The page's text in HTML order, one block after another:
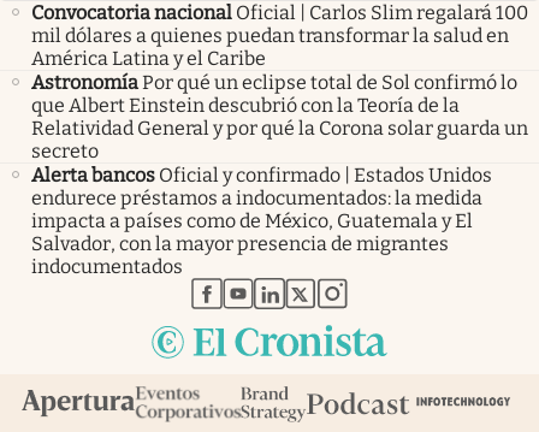
Convocatoria nacional Oficial | Carlos Slim regalará 100
mil dólares a quienes puedan transformar la salud en
América Latina y el Caribe
AstronomíaPor qué un eclipse total de Sol confirmó lo
que Albert Einstein descubrió con la Teoría de la
Relatividad General y por qué la Corona solar guarda un
secreto
Alerta bancos Oficial y confirmado | Estados Unidos
endurece préstamos a indocumentados: la medida
impacta a países como de México, Guatemala y El
Salvador, con la mayor presencia de migrantes
indocumentados
abre en nueva pestaña
abre en nueva pestaña
abre en nueva pestaña
abre en nueva pestaña
abre en nueva pestaña